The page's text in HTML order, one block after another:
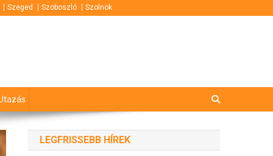
Szeged Szoboszló Szolnok
LEGFRISSEBB HÍREK